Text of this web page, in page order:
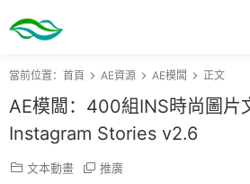
當前位置： 首頁 AE資源 AE模闆 正文
AE模闆：400組INS時尚圖片
Instagram Stories v2.6
文本動畫 推廣